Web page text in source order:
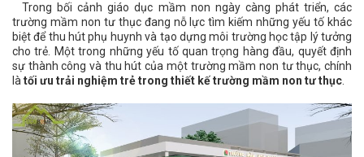
Trong bối cảnh giáo dục mầm non ngày càng phát triển, các
trường mầm non tư thục đang nỗ lực tìm kiếm những yếu tố khác
biệt để thu hút phụ huynh và tạo dựng môi trường học tập lý tưởng
cho trẻ. Một trong những yếu tố quan trọng hàng đầu, quyết định
sự thành công và thu hút của một trường mầm non tư thục, chính
làtối ưu trải nghiệm trẻ trong thiết kế trường mầm non tư thục.